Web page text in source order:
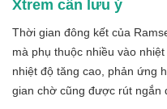
Xtrem cần lưu ý
Thời gian đông kết của
mà phụ thuộc nhiều vào
nhiệt độ tăng cao, phản ứng
gian chờ cũng được rút ngắn